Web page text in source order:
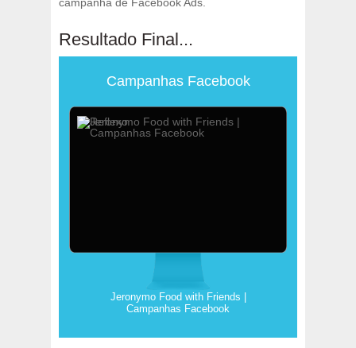
Resultado Final...
Campanhas Facebook
Jeronymo Food with Friends |
Campanhas Facebook